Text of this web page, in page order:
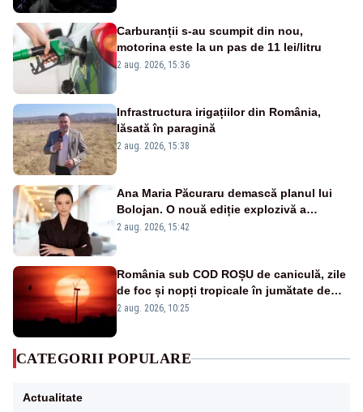
Carburanții s-au scumpit din nou,
motorina este la un pas de 11 lei/litru
2 aug. 2026, 15:36
Infrastructura irigațiilor din România,
lăsată în paragină
2 aug. 2026, 15:38
Ana Maria Păcuraru demască planul lui
Bolojan. O nouă ediție explozivă a
emisiunii „Miza Zilei” la Realitatea PLUS
2 aug. 2026, 15:42
România sub COD ROȘU de caniculă, zile
de foc și nopți tropicale în jumătate de
țară
2 aug. 2026, 10:25
CATEGORII POPULARE
Actualitate